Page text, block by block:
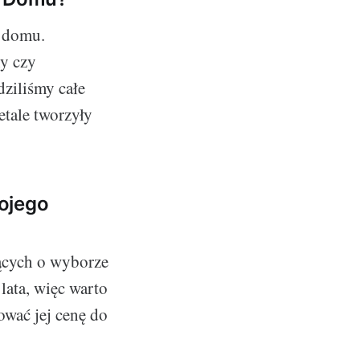
czy
całe
tworzyły
o wyborze
więc warto
jej cenę do